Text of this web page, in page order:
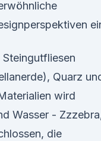
Quarz
wird
Wasser -
die